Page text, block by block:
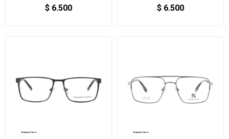
$ 6.500 $ 6.500